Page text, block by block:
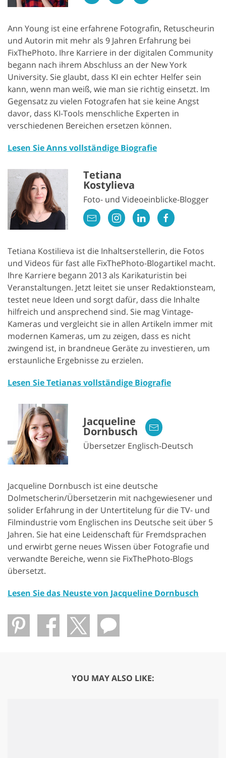
Ann Young ist eine erfahrene Fotografin, Retuscheurin
und Autorin mit mehr als 9 Jahren Erfahrung bei
FixThePhoto. Ihre Karriere in der digitalen Community
begann nach ihrem Abschluss an der New York
University. Sie glaubt, dass KI ein echter Helfer sein
kann, wenn man weiß, wie man sie richtig einsetzt. Im
Gegensatz zu vielen Fotografen hat sie keine Angst
davor, dass KI-Tools menschliche Experten in
verschiedenen Bereichen ersetzen können.
Lesen Sie Anns vollständige Biografie
Tetiana
Kostylieva
Foto- und Videoeinblicke-Blogger
Tetiana Kostilieva ist die Inhaltserstellerin, die Fotos
und Videos für fast alle FixThePhoto-Blogartikel macht.
Ihre Karriere begann 2013 als Karikaturistin bei
Veranstaltungen. Jetzt leitet sie unser Redaktionsteam,
testet neue Ideen und sorgt dafür, dass die Inhalte
hilfreich und ansprechend sind. Sie mag Vintage-
Kameras und vergleicht sie in allen Artikeln immer mit
modernen Kameras, um zu zeigen, dass es nicht
zwingend ist, in brandneue Geräte zu investieren, um
erstaunliche Ergebnisse zu erzielen.
Lesen Sie Tetianas vollständige Biografie
Jacqueline
Dornbusch
Übersetzer Englisch-Deutsch
Jacqueline Dornbusch ist eine deutsche
Dolmetscherin/Übersetzerin mit nachgewiesener und
solider Erfahrung in der Untertitelung für die TV- und
Filmindustrie vom Englischen ins Deutsche seit über 5
Jahren. Sie hat eine Leidenschaft für Fremdsprachen
und erwirbt gerne neues Wissen über Fotografie und
verwandte Bereiche, wenn sie FixThePhoto-Blogs
übersetzt.
Lesen Sie das Neuste von Jacqueline Dornbusch
YOU MAY ALSO LIKE: